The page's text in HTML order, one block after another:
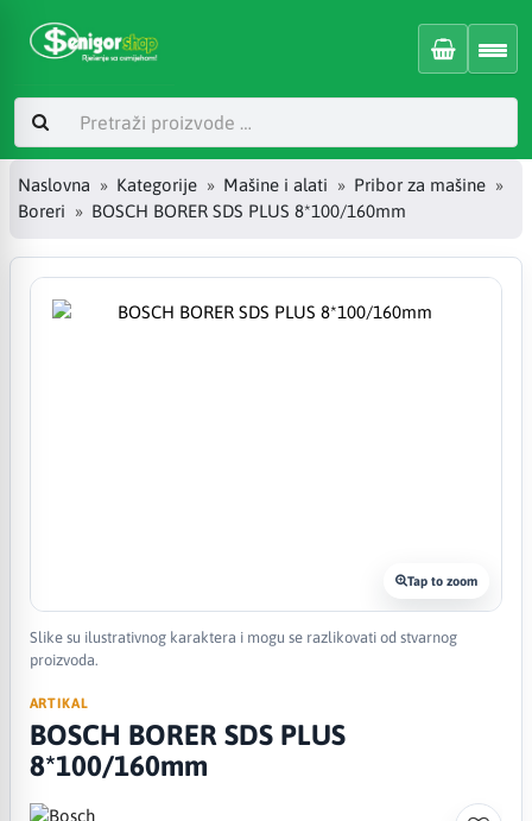
Naslovna Kategorije Mašine i alati
Pribor za mašine
Boreri
BOSCH BORER SDS PLUS 8*100/160mm
Tap to zoom
Slike su ilustrativnog karaktera i mogu se razlikovati od stvarnog
proizvoda.
ARTIKAL
BOSCH BORER SDS PLUS
8*100/160mm